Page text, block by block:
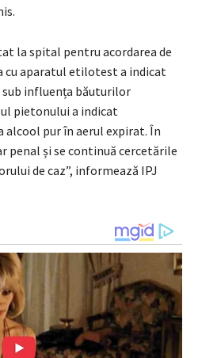
la spital pentru acordarea de
cu aparatul etilotest a indicat
sub influența băuturilor
pietonului a indicat
alcool pur în aerul expirat. În
penal și se continuă cercetările
de caz”, informează IPJ